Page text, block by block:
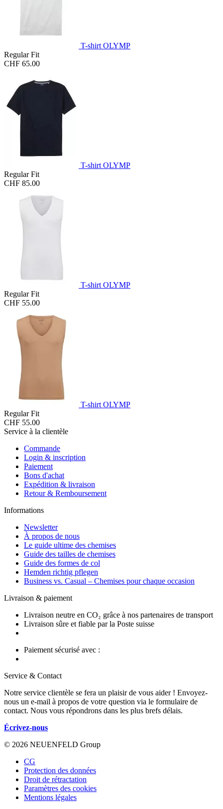
T-shirt OLYMP
Regular Fit
CHF 65.00
T-shirt OLYMP
Regular Fit
CHF 85.00
T-shirt OLYMP
Regular Fit
CHF 55.00
T-shirt OLYMP
Regular Fit
CHF 55.00
Service à la clientèle
Commande
Login & inscription
Paiement
Bons d'achat
Expédition & livraison
Retour & Remboursement
Informations
Newsletter
À propos de nous
Le guide ultime des chemises
Guide des tailles de chemises
Guide des formes de col
Hemden richtig pflegen
Business vs. Casual – Chemises pour chaque occasion
Livraison & paiement
Livraison neutre en CO₂ grâce à nos partenaires de transport
Livraison sûre et fiable par la Poste suisse
Paiement sécurisé avec :
Service & Contact
Notre service clientèle se fera un plaisir de vous aider ! Envoyez-
nous un e-mail à propos de votre question via le formulaire de
contact. Nous vous répondrons dans les plus brefs délais.
Écrivez-nous
© 2026 NEUENFELD Group
CG
Protection des données
Droit de rétractation
Paramètres des cookies
Mentions légales